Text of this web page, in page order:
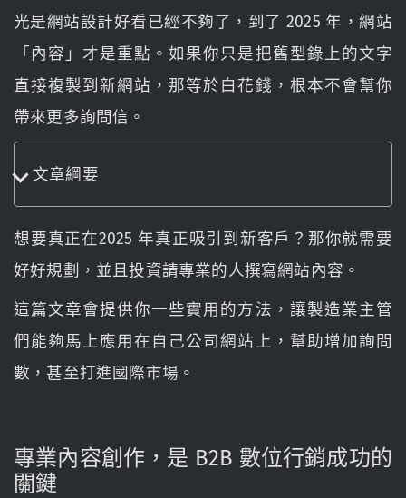
光是網站設計好看已經不夠了，到了 2025 年，網站
「內容」才是重點。如果你只是把舊型錄上的文字
直接複製到新網站，那等於白花錢，根本不會幫你
帶來更多詢問信。
文章綱要
想要真正在2025 年真正吸引到新客戶？那你就需要
好好規劃，並且投資請專業的人撰寫網站內容。
這篇文章會提供你一些實用的方法，讓製造業主管
們能夠馬上應用在自己公司網站上，幫助增加詢問
數，甚至打進國際市場。
專業內容創作，是 B2B 數位行銷成功的
關鍵